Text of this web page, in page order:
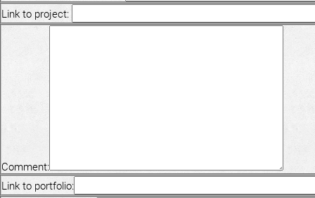
Link to project:
Comment:
Link to portfolio: